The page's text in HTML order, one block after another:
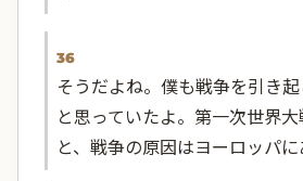
36
そうだよね。僕も戦争を引き
と思っていたよ。第一次世界
と、戦争の原因はヨーロッパに